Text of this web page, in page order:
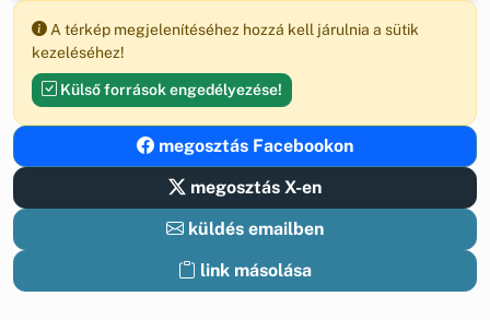
A térkép megjelenítéséhez hozzá kell járulnia a sütik
kezeléséhez!
Külső források engedélyezése!
megosztás Facebookon
megosztás X-en
küldés emailben
link másolása